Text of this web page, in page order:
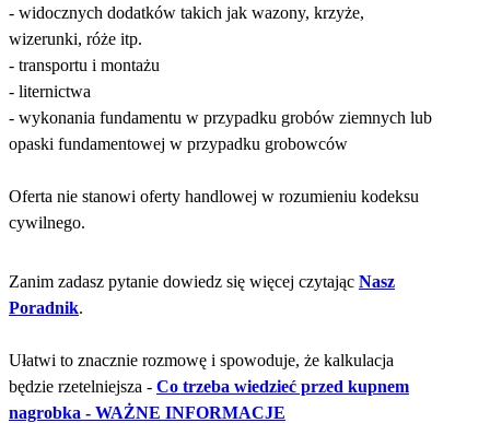
- widocznych dodatków takich jak wazony, krzyże,
wizerunki, róże itp.
- transportu i montażu
- liternictwa
- wykonania fundamentu w przypadku grobów ziemnych lub
opaski fundamentowej w przypadku grobowców
Oferta nie stanowi oferty handlowej w rozumieniu kodeksu
cywilnego.
Zanim zadasz pytanie dowiedz się więcej czytając Nasz
Poradnik.
Ułatwi to znacznie rozmowę i spowoduje, że kalkulacja
będzie rzetelniejsza - Co trzeba wiedzieć przed kupnem
nagrobka - WAŻNE INFORMACJE